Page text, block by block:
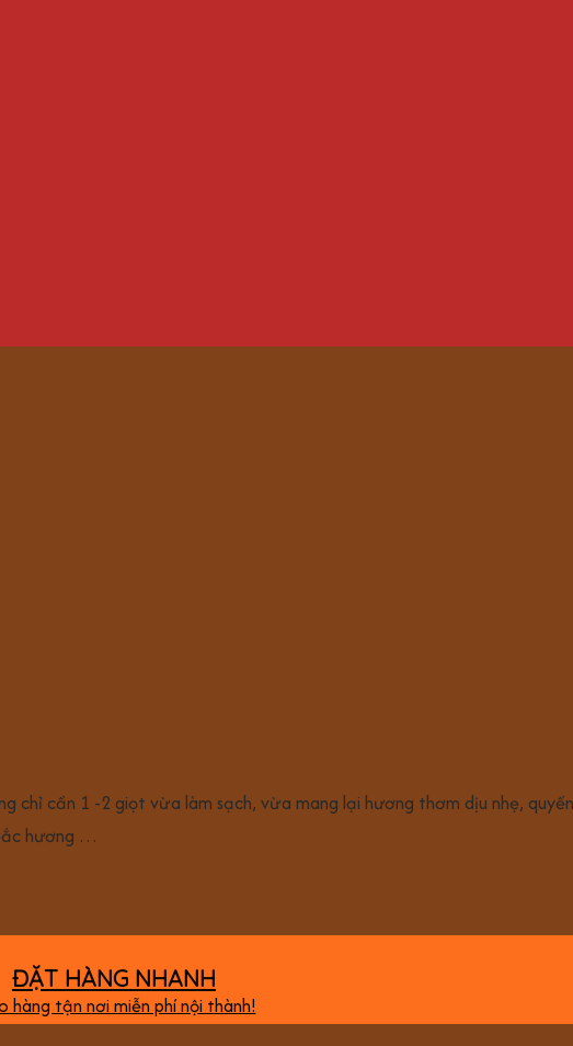
chỉ cần 1 -2 giọt vừa làm sạch, vừa mang lại hương thơm dịu nhẹ,
hương …
ĐẶT HÀNG NHANH
hàng tận nơi miễn phí nội thành!